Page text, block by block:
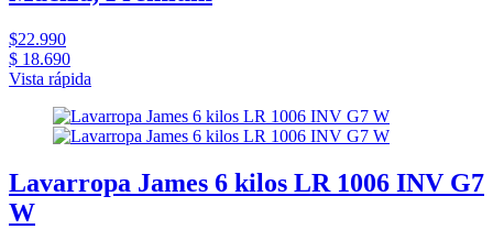
$22.990
$ 18.690
Vista rápida
Lavarropa James 6 kilos LR 1006 INV G7
W